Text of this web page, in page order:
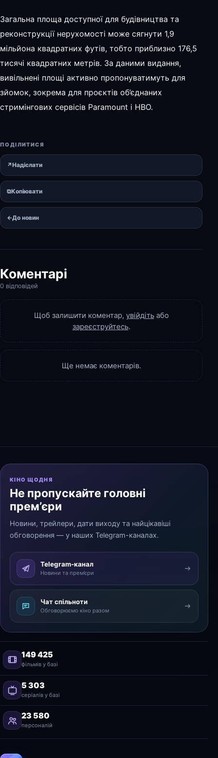
Загальна площа доступної для будівництва та
реконструкції нерухомості може сягнути 1,9
мільйона квадратних футів, тобто приблизно 176,5
тисячі квадратних метрів. За даними видання,
вивільнені площі активно пропонуватимуть для
зйомок, зокрема для проєктів об’єднаних
стримінгових сервісів Paramount і HBO.
ПОДІЛИТИСЯ
↗Надіслати
⧉Копіювати
←До новин
Коментарі
0 відповідей
Щоб залишити коментар, увійдітьабо
зареєструйтесь.
Ще немає коментарів.
КІНО ЩОДНЯ
Не пропускайте головні
прем’єри
Новини, трейлери, дати виходу та найцікавіші
обговорення — у наших Telegram-каналах.
Telegram-канал
Новини та прем’єри
Чат спільноти
Обговорюємо кіно разом
149 425
фільмів у базі
5 303
серіалів у базі
23 580
персоналій